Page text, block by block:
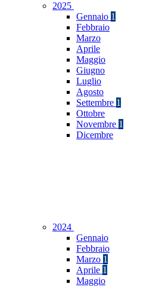
2025
Gennaio 1
Febbraio
Marzo
Aprile
Maggio
Giugno
Luglio
Agosto
Settembre 1
Ottobre
Novembre 1
Dicembre
2024
Gennaio
Febbraio
Marzo 1
Aprile 1
Maggio